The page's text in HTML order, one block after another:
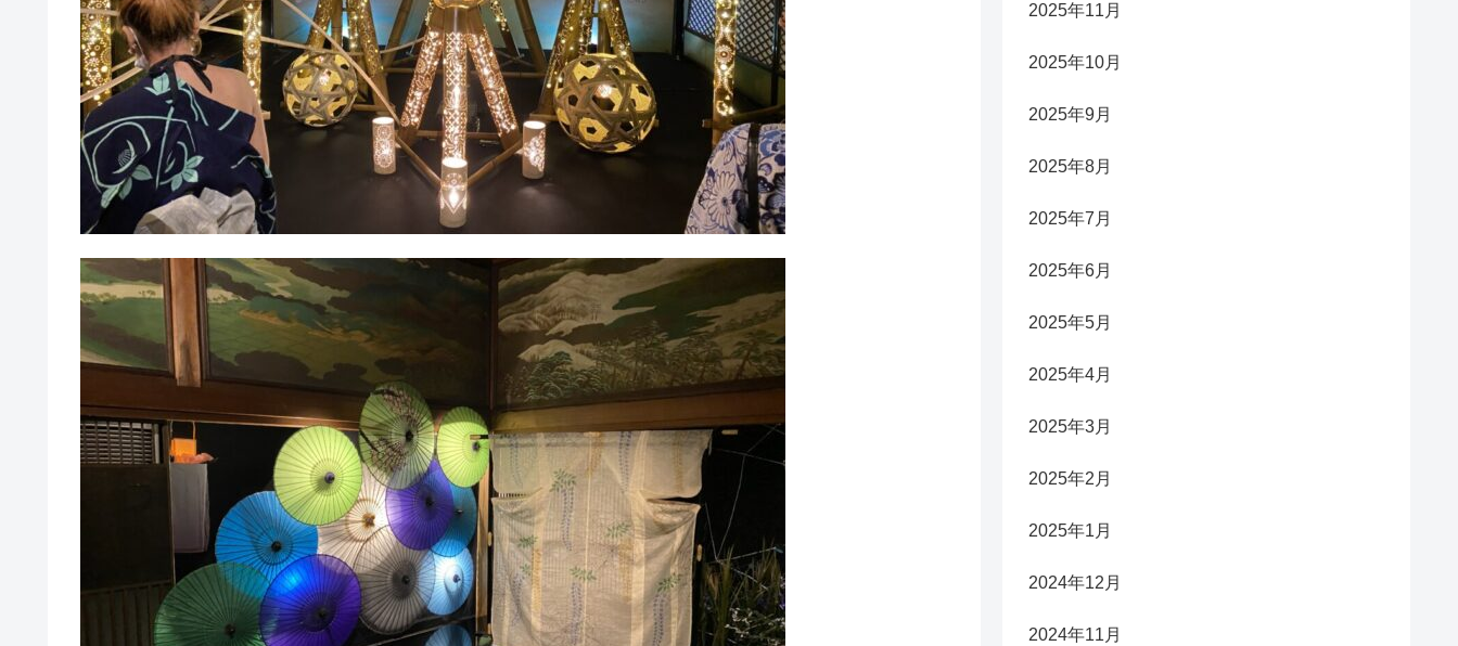
2025年11月
2025年10月
2025年9月
2025年8月
2025年7月
2025年6月
2025年5月
2025年4月
2025年3月
2025年2月
2025年1月
2024年12月
2024年11月